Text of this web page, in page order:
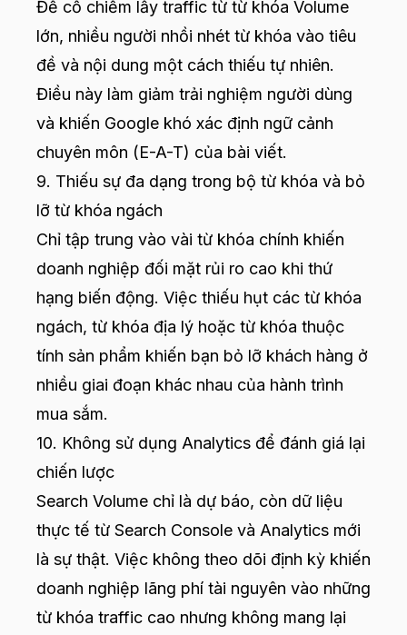
Để cố chiếm lấy traffic từ từ khóa Volume
lớn, nhiều người nhồi nhét từ khóa vào tiêu
đề và nội dung một cách thiếu tự nhiên.
Điều này làm giảm trải nghiệm người dùng
và khiến Google khó xác định ngữ cảnh
chuyên môn (E-A-T) của bài viết.
9. Thiếu sự đa dạng trong bộ từ khóa và bỏ
lỡ từ khóa ngách
Chỉ tập trung vào vài từ khóa chính khiến
doanh nghiệp đối mặt rủi ro cao khi thứ
hạng biến động. Việc thiếu hụt các từ khóa
ngách, từ khóa địa lý hoặc từ khóa thuộc
tính sản phẩm khiến bạn bỏ lỡ khách hàng ở
nhiều giai đoạn khác nhau của hành trình
mua sắm.
10. Không sử dụng Analytics để đánh giá lại
chiến lược
Search Volume chỉ là dự báo, còn dữ liệu
thực tế từ Search Console và Analytics mới
là sự thật. Việc không theo dõi định kỳ khiến
doanh nghiệp lãng phí tài nguyên vào những
từ khóa traffic cao nhưng không mang lại